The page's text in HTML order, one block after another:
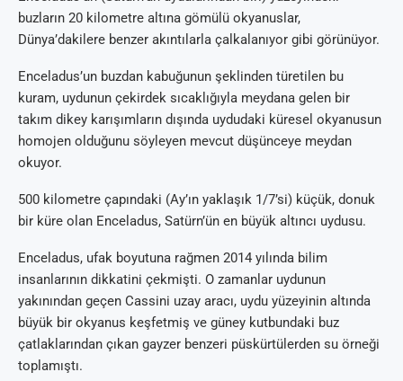
buzların 20 kilometre altına gömülü okyanuslar,
Dünya’dakilere benzer akıntılarla çalkalanıyor gibi görünüyor.
Enceladus’un buzdan kabuğunun şeklinden türetilen bu
kuram, uydunun çekirdek sıcaklığıyla meydana gelen bir
takım dikey karışımların dışında uydudaki küresel okyanusun
homojen olduğunu söyleyen mevcut düşünceye meydan
okuyor.
500 kilometre çapındaki (Ay’ın yaklaşık 1/7’si) küçük, donuk
bir küre olan Enceladus, Satürn’ün en büyük altıncı uydusu.
Enceladus, ufak boyutuna rağmen 2014 yılında bilim
insanlarının dikkatini çekmişti. O zamanlar uydunun
yakınından geçen Cassini uzay aracı, uydu yüzeyinin altında
büyük bir okyanus keşfetmiş ve güney kutbundaki buz
çatlaklarından çıkan gayzer benzeri püskürtülerden su örneği
toplamıştı.